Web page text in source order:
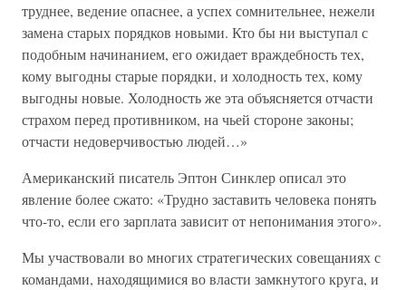
труднее, ведение опаснее, а успех сомнительнее, нежели
замена старых порядков новыми. Кто бы ни выступал с
подобным начинанием, его ожидает враждебность тех,
кому выгодны старые порядки, и холодность тех, кому
выгодны новые. Холодность же эта объясняется отчасти
страхом перед противником, на чьей стороне законы;
отчасти недоверчивостью людей…»
Американский писатель Эптон Синклер описал это
явление более сжато: «Трудно заставить человека понять
что-то, если его зарплата зависит от непонимания этого».
Мы участвовали во многих стратегических совещаниях с
командами, находящимися во власти замкнутого круга, и